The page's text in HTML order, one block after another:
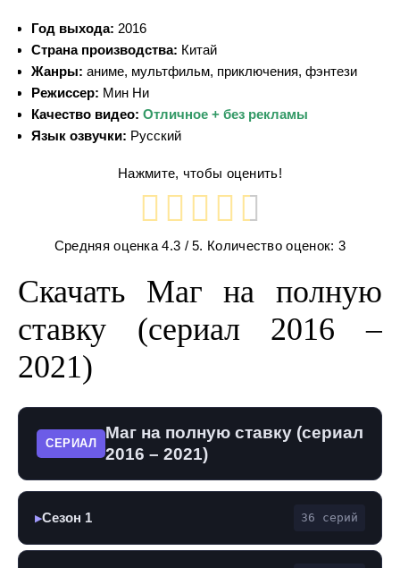
Год выхода: 2016
Страна производства: Китай
Жанры: аниме, мультфильм, приключения, фэнтези
Режиссер: Мин Ни
Качество видео: Отличное + без рекламы
Язык озвучки: Русский
Нажмите, чтобы оценить!
Средняя оценка4.3 / 5. Количество оценок: 3
Скачать Маг на полную
ставку (сериал 2016 –
2021)
СЕРИАЛ
Маг на полную ставку (сериал
2016 – 2021)
▶Сезон 1 36 серий